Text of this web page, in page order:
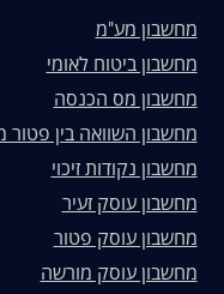
מחשבון מע"מ
מחשבון ביטוח לאומי
מחשבון מס הכנסה
מחשבון השוואה בין פטור
מחשבון נקודות זיכוי
מחשבון עוסק זעיר
מחשבון עוסק פטור
מחשבון עוסק מורשה